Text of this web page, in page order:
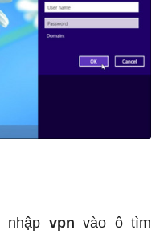
nhập vpn vào ô tìm